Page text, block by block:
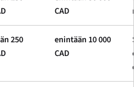
CAD
250
enintään 10 000
CAD